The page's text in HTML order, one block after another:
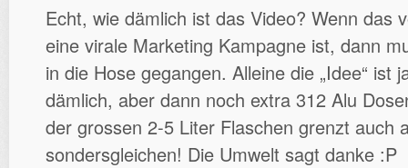
Echt, wie dämlich ist das Video? Wenn das
eine virale Marketing Kampagne ist, dann
in die Hose gegangen. Alleine die „Idee“ ist
dämlich, aber dann noch extra 312 Alu
der grossen 2-5 Liter Flaschen grenzt auch
sondersgleichen! Die Umwelt sagt danke :P